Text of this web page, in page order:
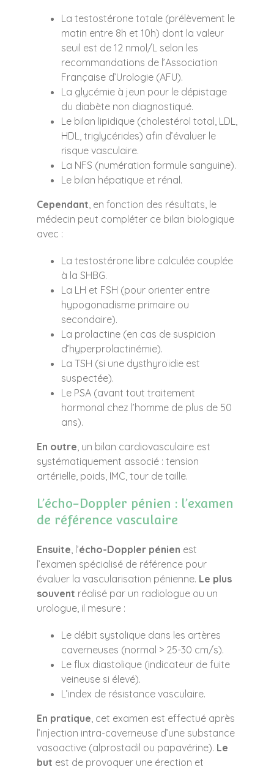
La testostérone totale (prélèvement le
matin entre 8h et 10h) dont la valeur
seuil est de 12 nmol/L selon les
recommandations de l’Association
Française d’Urologie (AFU).
La glycémie à jeun pour le dépistage
du diabète non diagnostiqué.
Le bilan lipidique (cholestérol total, LDL,
HDL, triglycérides) afin d’évaluer le
risque vasculaire.
La NFS (numération formule sanguine).
Le bilan hépatique et rénal.
Cependant, en fonction des résultats, le
médecin peut compléter ce bilan biologique
avec :
La testostérone libre calculée couplée
à la SHBG.
La LH et FSH (pour orienter entre
hypogonadisme primaire ou
secondaire).
La prolactine (en cas de suspicion
d’hyperprolactinémie).
La TSH (si une dysthyroïdie est
suspectée).
Le PSA (avant tout traitement
hormonal chez l’homme de plus de 50
ans).
En outre, un bilan cardiovasculaire est
systématiquement associé : tension
artérielle, poids, IMC, tour de taille.
L’écho-Doppler pénien : l’examen
de référence vasculaire
Ensuite, l’écho-Doppler pénien est
l’examen spécialisé de référence pour
évaluer la vascularisation pénienne. Le plus
souvent réalisé par un radiologue ou un
urologue, il mesure :
Le débit systolique dans les artères
caverneuses (normal > 25-30 cm/s).
Le flux diastolique (indicateur de fuite
veineuse si élevé).
L’index de résistance vasculaire.
En pratique, cet examen est effectué après
l’injection intra-caverneuse d’une substance
vasoactive (alprostadil ou papavérine). Le
but est de provoquer une érection et